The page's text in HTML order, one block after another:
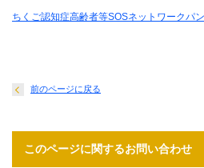
ちくご認知症高齢者等SOSネットワークパ
前のページに戻る
このページに関するお問い合わせ